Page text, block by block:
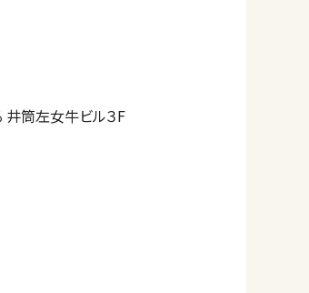
筒左女牛ビル３F